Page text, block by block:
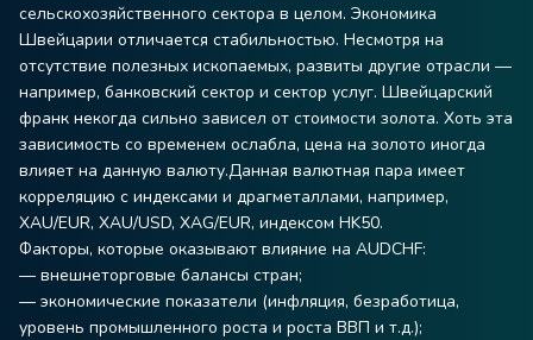
сельскохозяйственного сектора в целом. Экономика
Швейцарии отличается стабильностью. Несмотря на
отсутствие полезных ископаемых, развиты другие отрасли —
например, банковский сектор и сектор услуг. Швейцарский
франк некогда сильно зависел от стоимости золота. Хоть эта
зависимость со временем ослабла, цена на золото иногда
влияет на данную валюту.Данная валютная пара имеет
корреляцию с индексами и драгметаллами, например,
XAU/EUR, XAU/USD, XAG/EUR, индексом HK50.
Факторы, которые оказывают влияние на AUDCHF:
— внешнеторговые балансы стран;
— экономические показатели (инфляция, безработица,
уровень промышленного роста и роста ВВП и т.д.);